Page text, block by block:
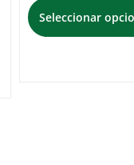
Seleccionar